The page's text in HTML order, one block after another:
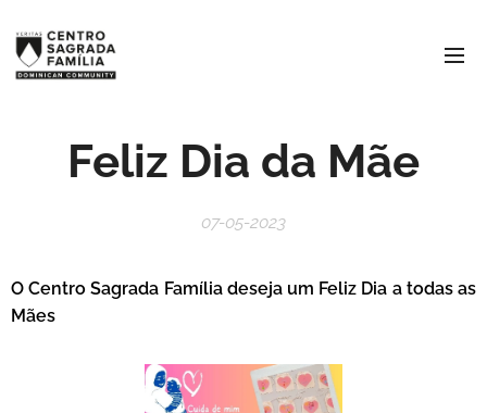
Feliz Dia da Mãe
07-05-2023
O Centro Sagrada Família deseja um Feliz Dia a todas as
Mães